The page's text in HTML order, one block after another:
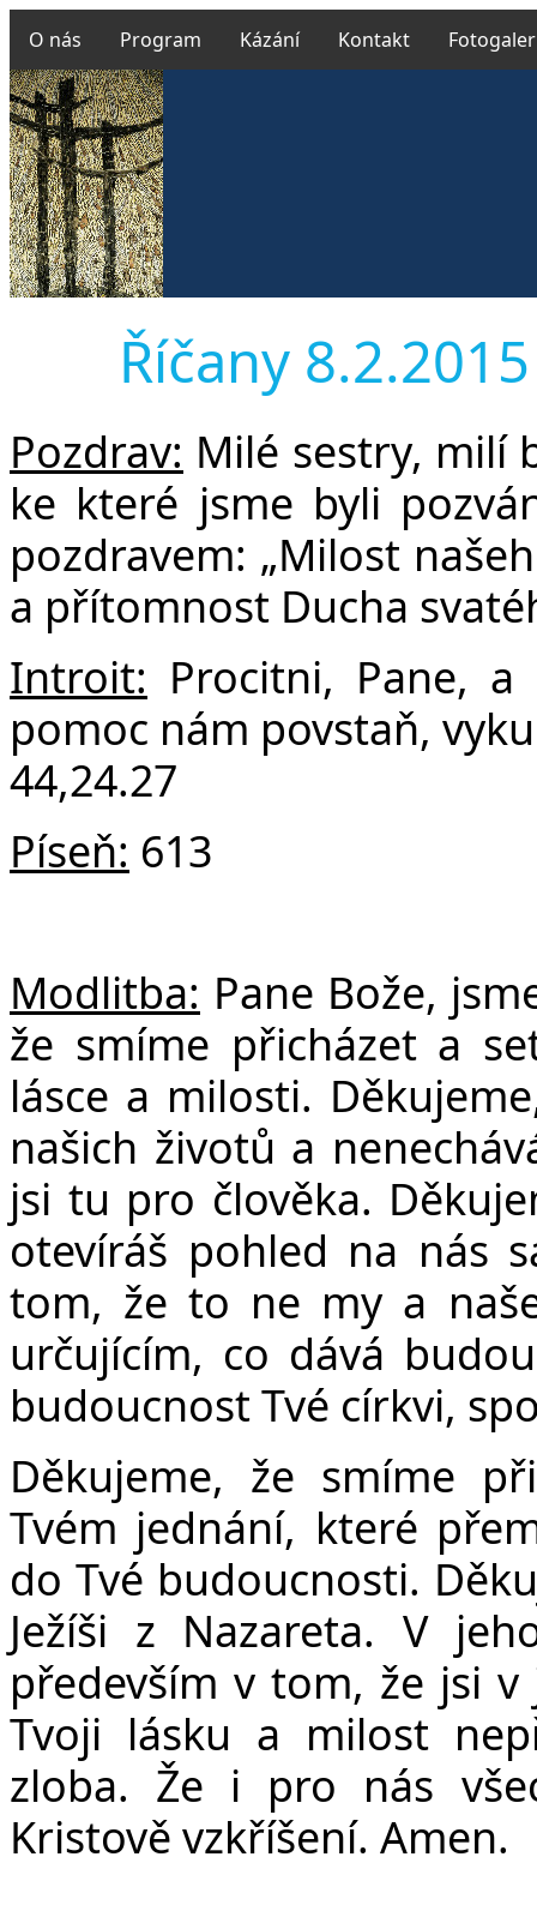
O nás Program Kázání Kontakt
Říčany
Pozdrav: Milé sestry, milí
ke které jsme byli
pozdravem: „Milost
a přítomnost Ducha
Introit: Procitni, Pane,
pomoc nám povstaň,
44,24.27
Píseň: 613
Modlitba: Pane Bože,
že smíme přicházet a
lásce a milosti.
našich životů a
jsi tu pro člověka.
otevíráš pohled na nás
tom, že to ne my a
určujícím, co dává
budoucnost Tvé církvi,
Děkujeme, že smíme
Tvém jednání, které
do Tvé budoucnosti.
Ježíši z Nazareta. V
především v tom, že jsi
Tvoji lásku a milost
zloba. Že i pro nás
Kristově vzkříšení. Amen.